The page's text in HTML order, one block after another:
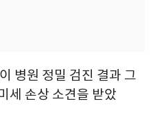
병원 정밀 검진 결과 그
세 손상 소견을 받았